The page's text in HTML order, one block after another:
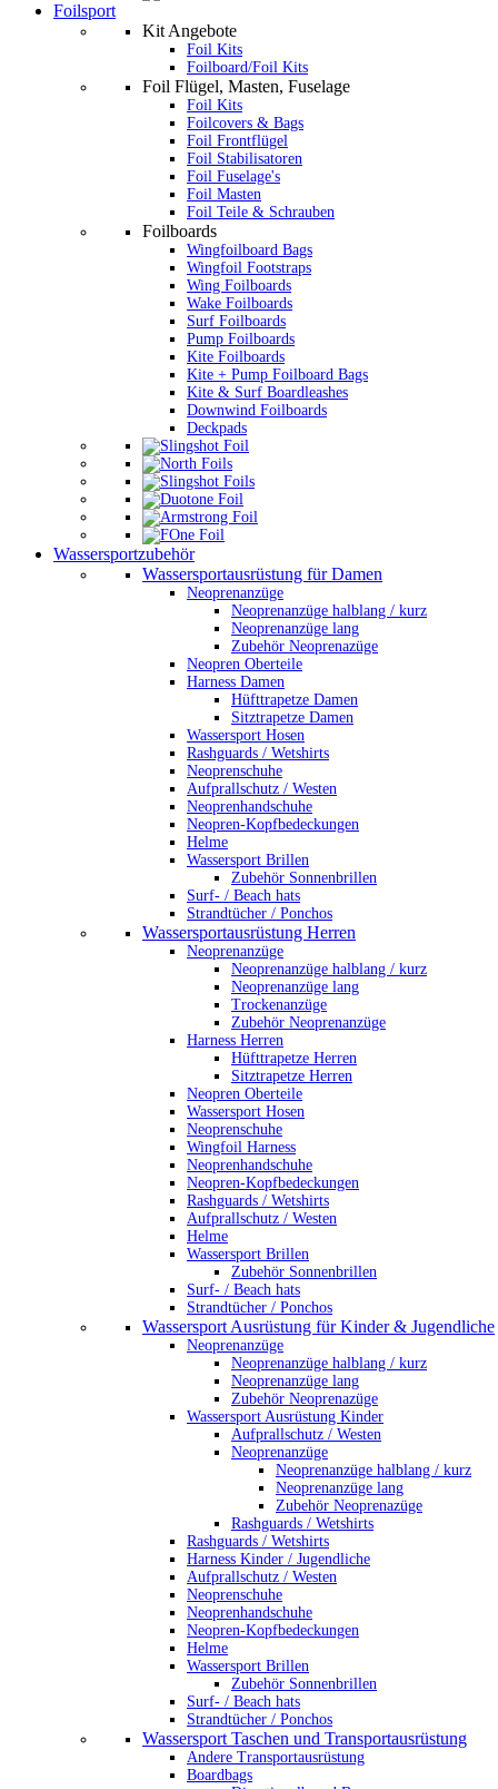
Foilsport
Kit Angebote
Foil Kits
Foilboard/Foil Kits
Foil Flügel, Masten, Fuselage
Foil Kits
Foilcovers & Bags
Foil Frontflügel
Foil Stabilisatoren
Foil Fuselage's
Foil Masten
Foil Teile & Schrauben
Foilboards
Wingfoilboard Bags
Wingfoil Footstraps
Wing Foilboards
Wake Foilboards
Surf Foilboards
Pump Foilboards
Kite Foilboards
Kite + Pump Foilboard Bags
Kite & Surf Boardleashes
Downwind Foilboards
Deckpads
Wassersportzubehör
Wassersportausrüstung für Damen
Neoprenanzüge
Neoprenanzüge halblang / kurz
Neoprenanzüge lang
Zubehör Neoprenazüge
Neopren Oberteile
Harness Damen
Hüfttrapetze Damen
Sitztrapetze Damen
Wassersport Hosen
Rashguards / Wetshirts
Neoprenschuhe
Aufprallschutz / Westen
Neoprenhandschuhe
Neopren-Kopfbedeckungen
Helme
Wassersport Brillen
Zubehör Sonnenbrillen
Surf- / Beach hats
Strandtücher / Ponchos
Wassersportausrüstung Herren
Neoprenanzüge
Neoprenanzüge halblang / kurz
Neoprenanzüge lang
Trockenanzüge
Zubehör Neoprenanzüge
Harness Herren
Hüfttrapetze Herren
Sitztrapetze Herren
Neopren Oberteile
Wassersport Hosen
Neoprenschuhe
Wingfoil Harness
Neoprenhandschuhe
Neopren-Kopfbedeckungen
Rashguards / Wetshirts
Aufprallschutz / Westen
Helme
Wassersport Brillen
Zubehör Sonnenbrillen
Surf- / Beach hats
Strandtücher / Ponchos
Wassersport Ausrüstung für Kinder & Jugendliche
Neoprenanzüge
Neoprenanzüge halblang / kurz
Neoprenanzüge lang
Zubehör Neoprenazüge
Wassersport Ausrüstung Kinder
Aufprallschutz / Westen
Neoprenanzüge
Neoprenanzüge halblang / kurz
Neoprenanzüge lang
Zubehör Neoprenazüge
Rashguards / Wetshirts
Rashguards / Wetshirts
Harness Kinder / Jugendliche
Aufprallschutz / Westen
Neoprenschuhe
Neoprenhandschuhe
Neopren-Kopfbedeckungen
Helme
Wassersport Brillen
Zubehör Sonnenbrillen
Surf- / Beach hats
Strandtücher / Ponchos
Wassersport Taschen und Transportausrüstung
Andere Transportausrüstung
Boardbags